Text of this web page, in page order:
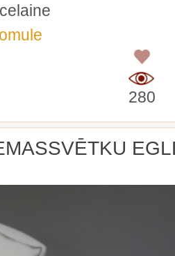
280